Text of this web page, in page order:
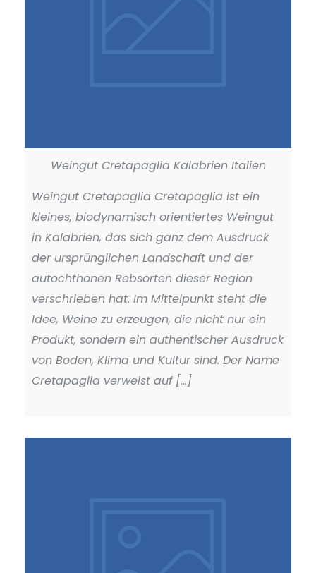
Weingut Cretapaglia Kalabrien Italien
Weingut Cretapaglia Cretapaglia ist ein
kleines, biodynamisch orientiertes Weingut
in Kalabrien, das sich ganz dem Ausdruck
der ursprünglichen Landschaft und der
autochthonen Rebsorten dieser Region
verschrieben hat. Im Mittelpunkt steht die
Idee, Weine zu erzeugen, die nicht nur ein
Produkt, sondern ein authentischer Ausdruck
von Boden, Klima und Kultur sind. Der Name
Cretapaglia verweist auf [...]